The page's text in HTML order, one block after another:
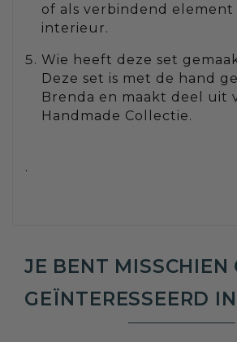
of als verbindend element
interieur.
Wie heeft deze set
Deze set is met de hand
Brenda en maakt deel uit
Handmade Collectie.
.
JE BENT MISSCHIEN
GEÏNTERESSEERD IN